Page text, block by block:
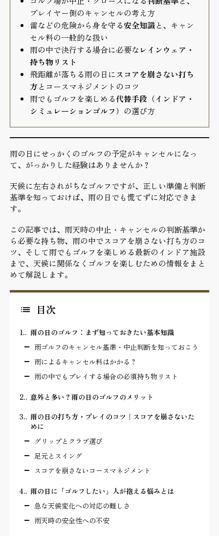
プレイヤー側のキャンセルの考え方
雷などの危険から身を守る安全知識と、キャン
セル料の一般的な扱い
雨の中で決行する場合に必要な レインウェア・
持ち物リスト
飛距離が落ちる雨の日に スコアを崩さない打ち
方とコースマネジメントのコツ
雨でもゴルフを楽しめる代替手段（インドア・
シミュレーションゴルフ） の選び方
雨の日にせっかくのゴルフの予定がキャンセルになっ
て、がっかりした経験はありませんか？
天候に左右されがちなゴルフですが、正しい準備と判断
基準を知っておけば、雨の日でも慌てずに対応できま
す。
この記事では、雨天時の中止・キャンセルの判断基準か
ら必要な持ち物、雨の中でスコアを崩さない打ち方のコ
ツ、そして雨でもゴルフを楽しめる最新のインドア施設
まで、天候に関係なくゴルフを楽しむための情報をまと
めて解説します。
目次
1. 雨の日のゴルフ：まず知っておきたい基本知識
雨ゴルフのキャンセル基準・中止判断を知っておこう
雨によるキャンセル料はかかる？
雨の中でもプレイする場合の必須持ち物リスト
2. 意外と多い？雨の日のゴルフのメリット
3. 雨の日の打ち方・プレイのコツ｜スコアを崩さないた
めに
グリップとクラブ選び
足元とスイング
スコアを崩さないコースマネジメント
4. 雨の日に「ゴルフしたい」人が抱える悩みとは
急な天候変化への対応の難しさ
雨天時の安全性への不安